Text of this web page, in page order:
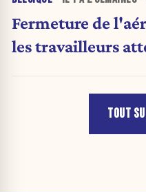
Fermeture de
les travailleurs
TOUT